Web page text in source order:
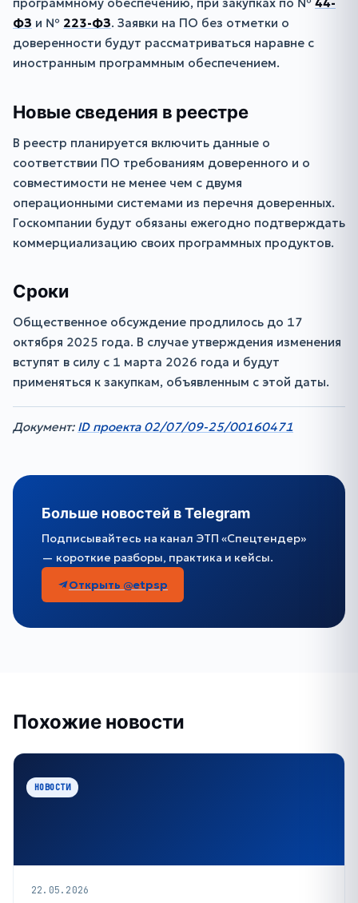
программному обеспечению, при закупках по № 44-
ФЗ и № 223-ФЗ. Заявки на ПО без отметки о
доверенности будут рассматриваться наравне с
иностранным программным обеспечением.
Новые сведения в реестре
В реестр планируется включить данные о
соответствии ПО требованиям доверенного и о
совместимости не менее чем с двумя
операционными системами из перечня доверенных.
Госкомпании будут обязаны ежегодно подтверждать
коммерциализацию своих программных продуктов.
Сроки
Общественное обсуждение продлилось до 17
октября 2025 года. В случае утверждения изменения
вступят в силу с 1 марта 2026 года и будут
применяться к закупкам, объявленным с этой даты.
Документ: ID проекта 02/07/09-25/00160471
Больше новостей в Telegram
Подписывайтесь на канал ЭТП «Спецтендер»
— короткие разборы, практика и кейсы.
Открыть @etpsp
Похожие новости
НОВОСТИ
22.05.2026